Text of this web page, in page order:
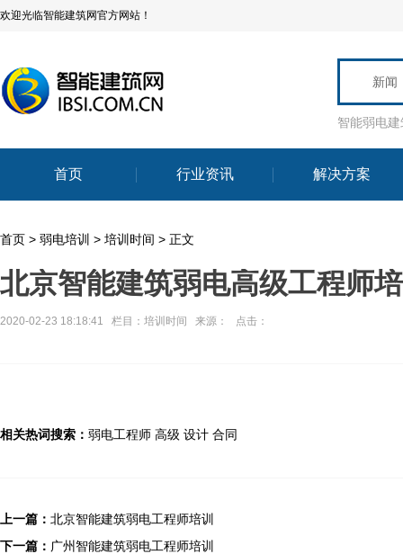
欢迎光临智能建筑网官方网站！
新闻
智能弱电建
首页 行业资讯 解决方案
首页 > 弱电培训 > 培训时间 > 正文
北京智能建筑弱电高级工程师
2020-02-23 18:18:41 栏目： 培训时间 来源： 点击：
相关热词搜索： 弱电工程师 高级 设计 合同
上一篇： 北京智能建筑弱电工程师培训
下一篇： 广州智能建筑弱电工程师培训